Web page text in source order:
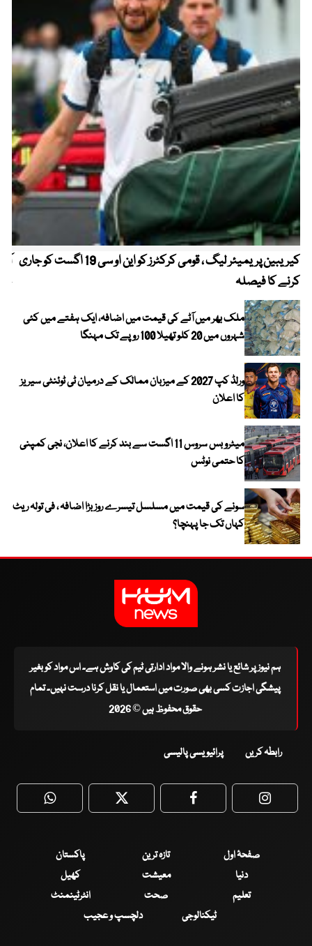
کیریبین پریمیئر لیگ ، قومی کرکٹرز کو این او سی 19 اگست کو جاری
کرنے کا فیصلہ
ملک بھر میں آٹے کی قیمت میں اضافہ، ایک ہفتے میں کئی
شہروں میں 20 کلو تھیلا 100 روپے تک مہنگا
ورلڈ کپ 2027 کے میزبان ممالک کے درمیان ٹی ٹوئنٹی سیریز
کا اعلان
میٹرو بس سروس 11 اگست سے بند کرنے کا اعلان، نجی کمپنی
کا حتمی نوٹس
سونے کی قیمت میں مسلسل تیسرے روز بڑا اضافہ ، فی تولہ ریٹ
کہاں تک جا پہنچا؟
ہم نیوز پر شائع یا نشر ہونے والا مواد ادارتی ٹیم کی کاوش ہے۔ اس مواد کو بغیر
پیشگی اجازت کسی بھی صورت میں استعمال یا نقل کرنا درست نہیں۔ تمام
حقوق محفوظ ہیں © 2026
رابطہ کریں پرائیویسی پالیسی
WhatsApp Twitter Facebook
صفحۂ اول تازہ ترین
پاکستان
دنیا
معیشت
کھیل
تعلیم
صحت
انٹرٹینمنٹ
ٹیکنالوجی
دلچسپ و عجیب